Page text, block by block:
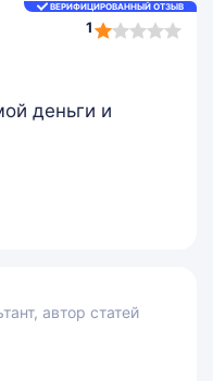
ВЕРИФИЦИРОВАННЫЙ ОТЗЫВ
1
1,0
деньги и
автор статей